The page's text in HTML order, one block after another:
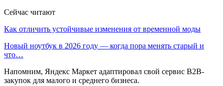
Сейчас читают
Как отличить устойчивые изменения от временной моды
Новый ноутбук в 2026 году — когда пора менять старый и
что…
Напомним, Яндекс Маркет адаптировал свой сервис B2B-
закупок для малого и среднего бизнеса.